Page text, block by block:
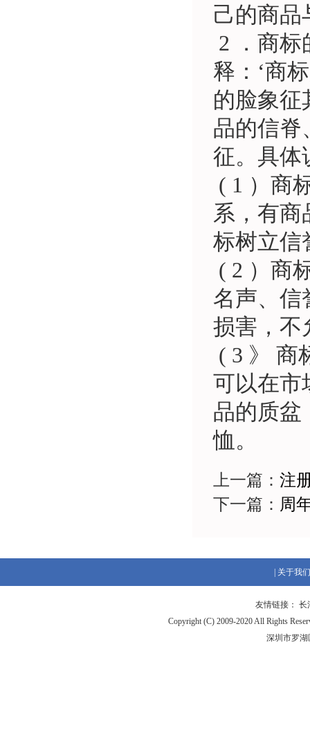
己的商品
2 ．商
释：‘商
的脸象征
品的信脊
征。具体
( 1 ）商
系，有商
标树立信
( 2 ）商
名声、信
损害，不
( 3 》 商
可以在市
品的质盆
恤。
上一篇： 注
下一篇： 周
关于我们
友情链接： 长
Copyright (C) 2009-2020 All Rights
深圳市罗